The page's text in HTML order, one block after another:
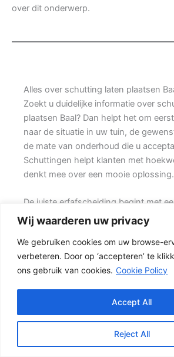
Wij waarderen uw privacy
We gebruiken cookies om uw browse-
verbeteren. Door op ‘accepteren’ te
ons gebruik van cookies. Cookie Policy
Reject All
Accept All
over dit onderwerp.
Alles over schutting laten plaatsen
Zoekt u duidelijke informatie over
plaatsen Baal? Dan helpt het om
naar de situatie in uw tuin, de
de mate van onderhoud die u
Schuttingen helpt klanten met
denkt mee over een mooie oplossing.
De juiste erfafscheiding begint met
Wilt u zo min mogelijk onderhoud, dan
betonschutting of hout-beton
slimme keuze. Daarbij spelen ook
windbelasting, hoogteverschillen,
erfgrens en de bereikbaarheid van de
Schutting kiezen op basis van
Een hout-beton schutting is populair
stevig is en toch een warme